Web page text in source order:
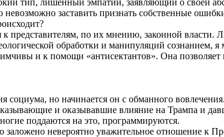
тип, лишенный эмпатии, заявляющий о своей
заставить признать собственные
по их мнению, законной власти.
обработки и манипуляций сознанием,
и к помощи «антисектантов». Она позволяет
социума, но начинается он с обманного
и оказывавшие влияние на Трампа и
поддаются на это, программируются.
невероятно уважительное отношение к